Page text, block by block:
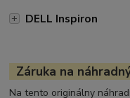
DELL Inspiron
Záruka na
Na tento originálny